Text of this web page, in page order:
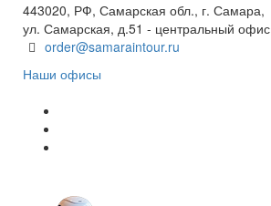
443020, РФ, Самарская обл., г. Самара,
ул. Самарская, д.51 - центральный офис
order@samaraintour.ru
Наши офисы